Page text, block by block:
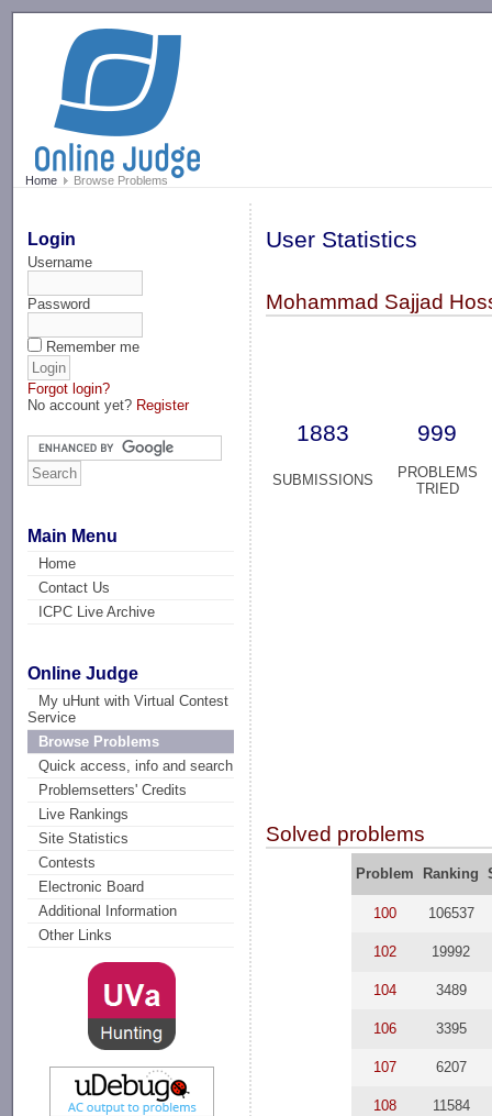
Home Browse Problems
Login
Username
Password
Remember me
Forgot login?
No account yet? Register
Main Menu
Home
Contact Us
ICPC Live Archive
Online Judge
My uHunt with Virtual Contest
Service
Browse Problems
Quick access, info and search
Problemsetters' Credits
Live Rankings
Site Statistics
Contests
Electronic Board
Additional Information
Other Links
User Statistics
Mohammad Sajjad
1883 999
SUBMISSIONS
PROBLEMS
TRIED
Solved problems
Problem Ranking
100 106537
102 19992
104 3489
106 3395
107 6207
108 11584